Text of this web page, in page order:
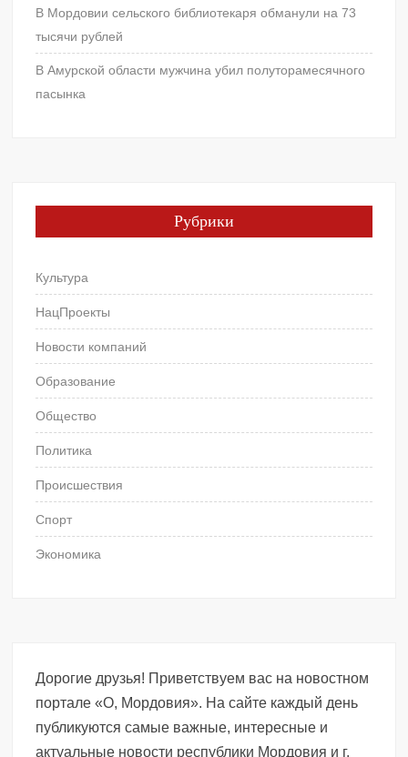
В Мордовии сельского библиотекаря обманули на 73
тысячи рублей
В Амурской области мужчина убил полуторамесячного
пасынка
Рубрики
Культура
НацПроекты
Новости компаний
Образование
Общество
Политика
Происшествия
Спорт
Экономика
Дорогие друзья! Приветствуем вас на новостном
портале «О, Мордовия». На сайте каждый день
публикуются самые важные, интересные и
актуальные новости республики Мордовия и г.